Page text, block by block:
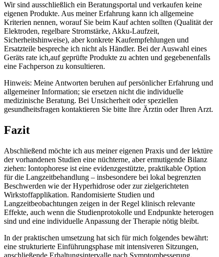
Wir sind ausschließlich ein Beratungsportal und verkaufen keine
eigenen Produkte. Aus meiner Erfahrung ​kann ich‌ allgemeine
Kriterien nennen, worauf ⁢Sie ⁢beim ‍Kauf achten sollten (Qualität der⁢
Elektroden, regelbare Stromstärke, Akku-Laufzeit,
Sicherheitshinweise), aber konkrete Kaufempfehlungen und
Ersatzteile‍ bespreche ich nicht als ⁢Händler. Bei⁤ der ⁤Auswahl eines
⁤Geräts rate ‍ich,auf geprüfte‍ Produkte zu achten und gegebenenfalls
⁢eine Fachperson zu konsultieren.
Hinweis: Meine Antworten beruhen‍ auf persönlicher Erfahrung und
allgemeiner ​Information; sie ⁣ersetzen nicht die individuelle
medizinische​ Beratung. Bei Unsicherheit oder speziellen
‍gesundheitsfragen‌ kontaktieren Sie bitte Ihre Ärztin oder⁤ Ihren Arzt.
Fazit
Abschließend ‌möchte ich ⁤aus meiner eigenen Praxis und‍ der lektüre
der vorhandenen‌ Studien eine nüchterne, aber ⁢ermutigende Bilanz
ziehen: Iontophorese‌ ist eine evidenzgestützte, praktikable Option
für die Langzeitbehandlung – insbesondere bei lokal‌ begrenzten
Beschwerden wie der Hyperhidrose‌ oder zur ​zielgerichteten
‍Wirkstoffapplikation. Randomisierte ​Studien und
Langzeitbeobachtungen zeigen in der Regel klinisch relevante
Effekte, auch wenn die​ Studienprotokolle und‌ Endpunkte heterogen
sind ‌und eine‌ individuelle Anpassung der Therapie nötig bleibt.
In der praktischen umsetzung ‌hat sich⁢ für⁣ mich folgendes‍ bewährt:
eine strukturierte Einführungsphase mit intensiveren⁣ Sitzungen,
⁤anschließende Erhaltungsintervalle nach Symptombesserung,